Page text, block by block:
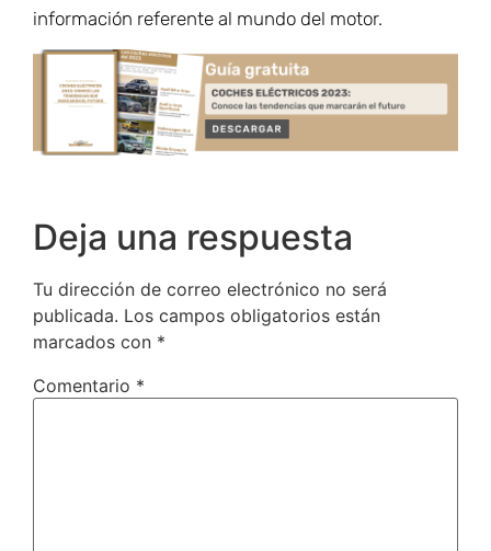
información referente al mundo del motor.
Deja una respuesta
Tu dirección de correo electrónico no será
publicada. Los campos obligatorios están
marcados con *
Comentario *